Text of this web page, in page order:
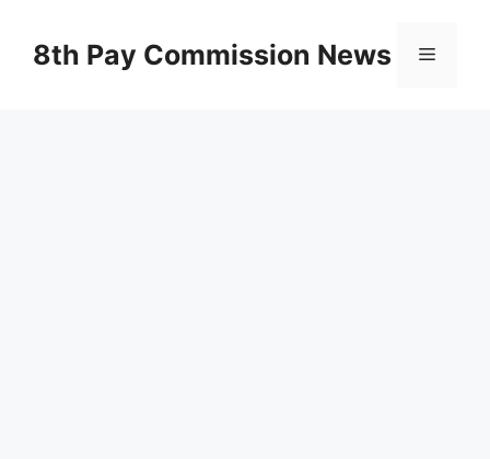
content8th Pay Commission News Menu